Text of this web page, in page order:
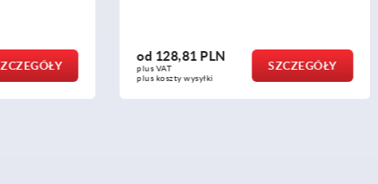
od 128,81 PLN
plus VAT
plus koszty wysyłki
SZCZEGÓŁY